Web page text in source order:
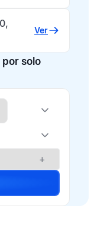
Ver
por solo
+